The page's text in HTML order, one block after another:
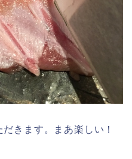
きます。まあ楽しい！